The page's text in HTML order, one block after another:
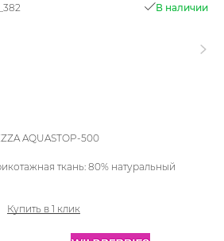
В наличии
AQUASTOP-500
ткань: 80% натуральный
Купить в 1 клик